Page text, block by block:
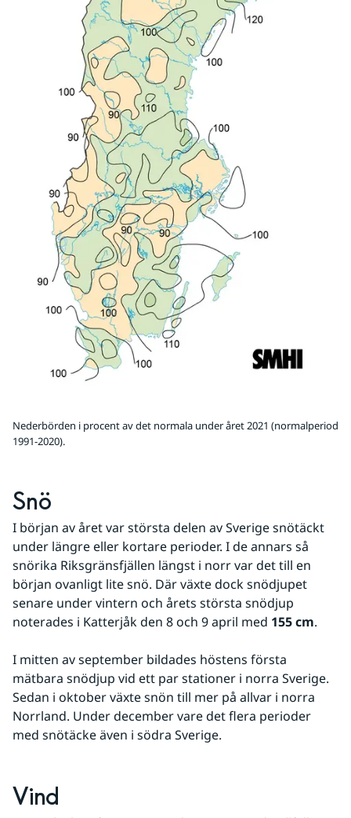
Nederbörden i procent av det normala under året 2021 (normalperiod
1991-2020).
Snö
I början av året var största delen av Sverige snötäckt
under längre eller kortare perioder. I de annars så
snörika Riksgränsfjällen längst i norr var det till en
början ovanligt lite snö. Där växte dock snödjupet
senare under vintern och årets största snödjup
noterades i Katterjåk den 8 och 9 april med 155 cm.
I mitten av september bildades höstens första
mätbara snödjup vid ett par stationer i norra Sverige.
Sedan i oktober växte snön till mer på allvar i norra
Norrland. Under december vare det flera perioder
med snötäcke även i södra Sverige.
Vind